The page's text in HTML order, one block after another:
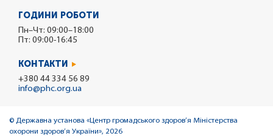
ГОДИНИ РОБОТИ
Пн–Чт: 09:00–18:00
Пт: 09:00-16:45
КОНТАКТИ
+380 44 334 56 89
info@phc.org.ua
© Державна установа «Центр громадського здоров’я Міністерства
охорони здоров’я України», 2026